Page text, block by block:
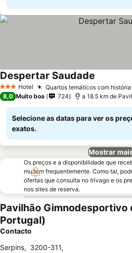
3 EstrelasHotel Quartos temáticos com
Despertar Saudade
8,0 Muito boa 724 a 18.5 km de
Selecione as datas para ver os
exatos.
Mostrar
Os preços e a disponibilidade que
mudam frequentemente. Como tal,
ofertas que consulta no trivago e os
nos sites de reserva.
Pavilhão Gimnodesportivo
Portugal)
Contacto
Serpins, 3200-311,